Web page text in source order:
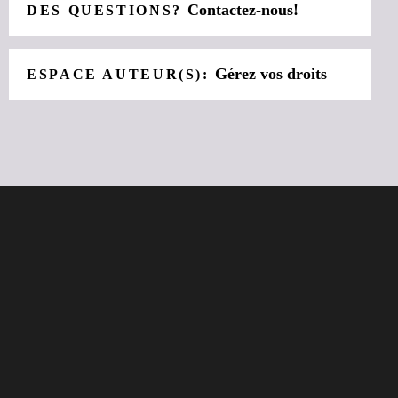
DES QUESTIONS?Contactez-nous!
ESPACE AUTEUR(S): Gérez vos droits